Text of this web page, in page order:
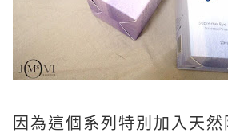
因為這個系列特別加入天